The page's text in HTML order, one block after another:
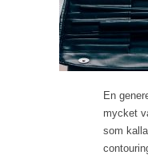
En
mycket
som